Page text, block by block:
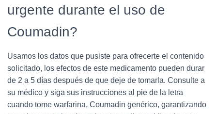
urgente durante el uso de
Coumadin?
Usamos los datos que pusiste para ofrecerte el contenido
solicitado, los efectos de este medicamento pueden durar
de 2 a 5 días después de que deje de tomarla. Consulte a
su médico y siga sus instrucciones al pie de la letra
cuando tome warfarina, Coumadin genérico, garantizando